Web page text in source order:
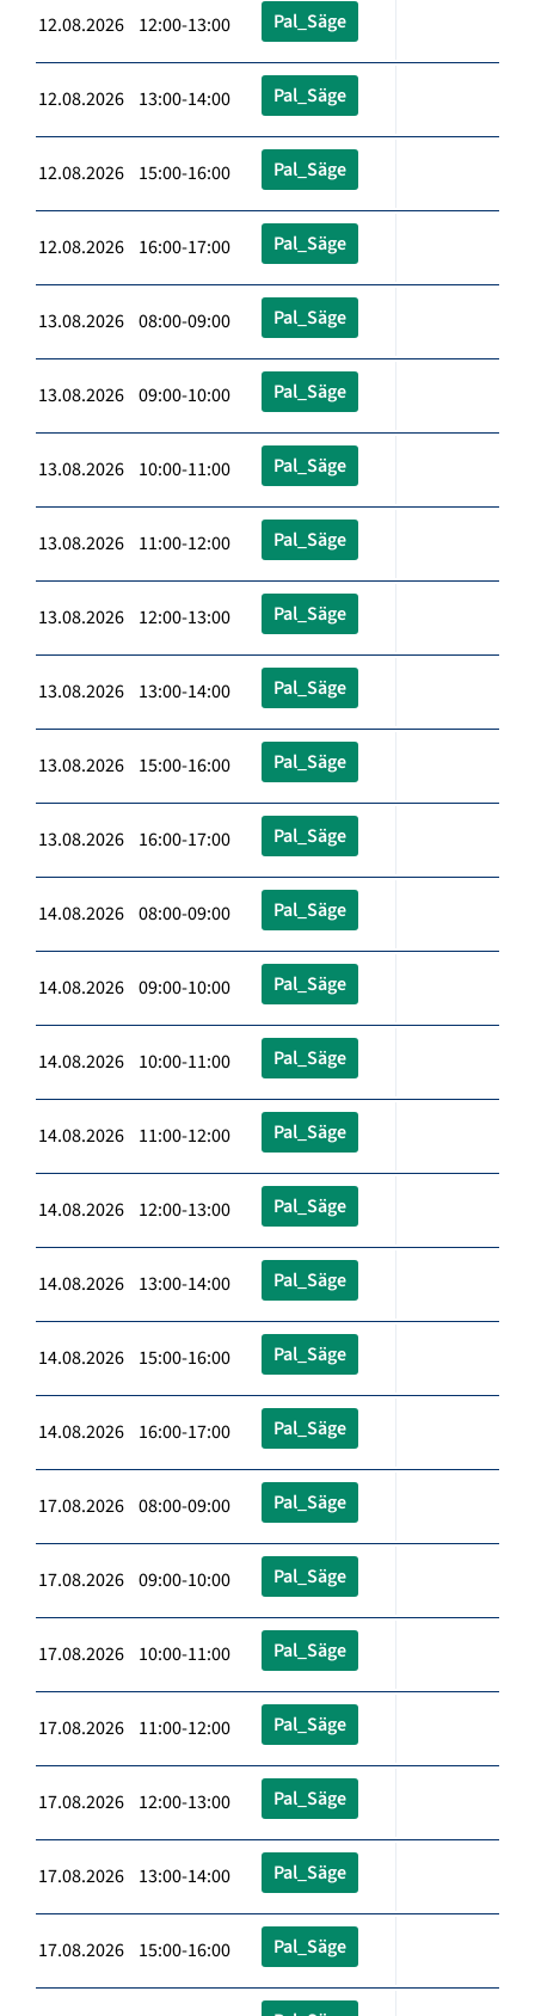
12.08.2026 12:00-13:00 Pal_Säge
12.08.2026 13:00-14:00 Pal_Säge
12.08.2026 15:00-16:00 Pal_Säge
12.08.2026 16:00-17:00 Pal_Säge
13.08.2026 08:00-09:00 Pal_Säge
13.08.2026 09:00-10:00 Pal_Säge
13.08.2026 10:00-11:00 Pal_Säge
13.08.2026 11:00-12:00 Pal_Säge
13.08.2026 12:00-13:00 Pal_Säge
13.08.2026 13:00-14:00 Pal_Säge
13.08.2026 15:00-16:00 Pal_Säge
13.08.2026 16:00-17:00 Pal_Säge
14.08.2026 08:00-09:00 Pal_Säge
14.08.2026 09:00-10:00 Pal_Säge
14.08.2026 10:00-11:00 Pal_Säge
14.08.2026 11:00-12:00 Pal_Säge
14.08.2026 12:00-13:00 Pal_Säge
14.08.2026 13:00-14:00 Pal_Säge
14.08.2026 15:00-16:00 Pal_Säge
14.08.2026 16:00-17:00 Pal_Säge
17.08.2026 08:00-09:00 Pal_Säge
17.08.2026 09:00-10:00 Pal_Säge
17.08.2026 10:00-11:00 Pal_Säge
17.08.2026 11:00-12:00 Pal_Säge
17.08.2026 12:00-13:00 Pal_Säge
17.08.2026 13:00-14:00 Pal_Säge
17.08.2026 15:00-16:00 Pal_Säge